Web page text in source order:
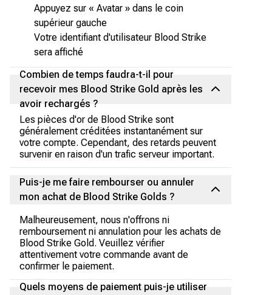
Appuyez sur « Avatar » dans le coin
supérieur gauche
Votre identifiant d'utilisateur Blood Strike
sera affiché
Combien de temps faudra-t-il pour
recevoir mes Blood Strike Gold après les
avoir rechargés ?
Les pièces d'or de Blood Strike sont
généralement créditées instantanément sur
votre compte. Cependant, des retards peuvent
survenir en raison d'un trafic serveur important.
Puis-je me faire rembourser ou annuler
mon achat de Blood Strike Golds ?
Malheureusement, nous n'offrons ni
remboursement ni annulation pour les achats de
Blood Strike Gold. Veuillez vérifier
attentivement votre commande avant de
confirmer le paiement.
Quels moyens de paiement puis-je utiliser